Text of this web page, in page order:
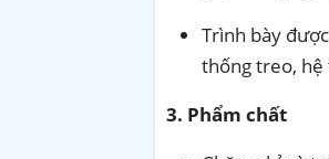
Trình bày
thống treo, hệ
3. Phẩm chất